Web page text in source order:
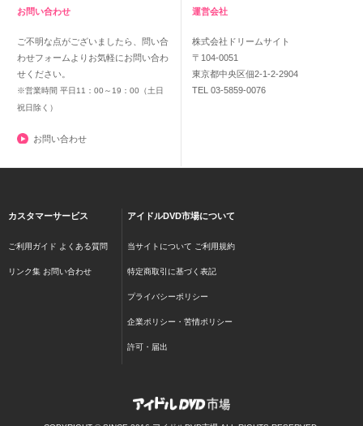
お問い合わせ
ご不明な点がございましたら、問い合
わせフォームよりお気軽にお問い合わ
せください。
※営業時間 平日11：00～19：00（土日
祝日除く）
お問い合わせ
運営会社
株式会社ドリームサイト
〒104-0051
東京都中央区佃2-1-2-2904
TEL 03-5859-0076
カスタマーサービス
ご利用ガイド よくある質問
リンク集 お問い合わせ
アイドルDVD市場について
当サイトについて ご利用規約
特定商取引に基づく表記
プライバシーポリシー
企業ポリシー・苦情ポリシー
許可・届出